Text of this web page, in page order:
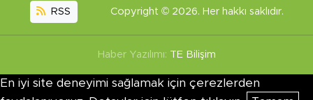
RSS Copyright © 2026. Her hakkı saklıdır.
Haber Yazılımı: TE Bilişim
En iyi site deneyimi sağlamak için çerezlerden